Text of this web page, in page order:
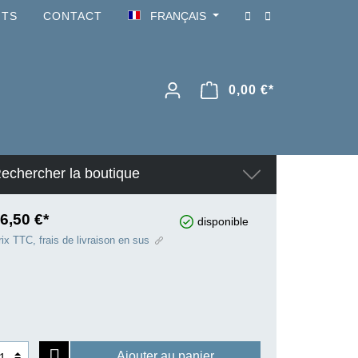
CONTACT FRANÇAIS
0,00 €*
la boutique
€* disponible
TTC, frais de livraison en sus